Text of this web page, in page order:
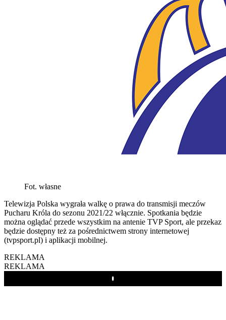
Fot. własne
Telewizja Polska wygrała walkę o prawa do transmisji meczów
Pucharu Króla do sezonu 2021/22 włącznie. Spotkania będzie
można oglądać przede wszystkim na antenie TVP Sport, ale przekaz
będzie dostępny też za pośrednictwem strony internetowej
(tvpsport.pl) i aplikacji mobilnej.
REKLAMA
REKLAMA
Play